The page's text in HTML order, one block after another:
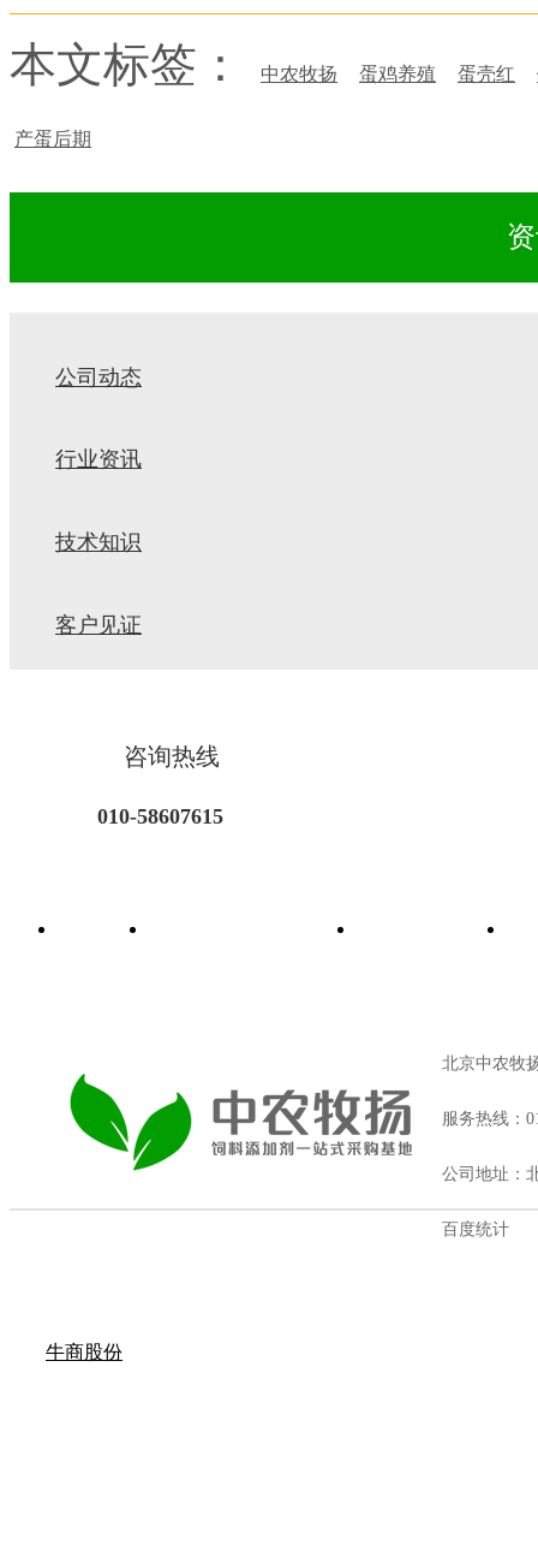
本文标签： 中农牧扬 蛋鸡养殖 蛋壳红
产蛋后期
公司动态
行业资讯
技术知识
客户见证
咨询热线
010-58607615
北京中农牧
服务热线：
公司地址：
百度统计
牛商股份